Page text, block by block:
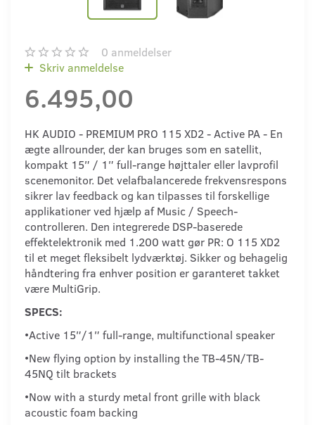
0 anmeldelser
Skriv anmeldelse
6.495,00
HK AUDIO - PREMIUM PRO 115 XD2 - Active PA - En
ægte allrounder, der kan bruges som en satellit,
kompakt 15″ / 1″ full-range højttaler eller lavprofil
scenemonitor. Det velafbalancerede frekvensrespons
sikrer lav feedback og kan tilpasses til forskellige
applikationer ved hjælp af Music / Speech-
controlleren. Den integrerede DSP-baserede
effektelektronik med 1.200 watt gør PR: O 115 XD2
til et meget fleksibelt lydværktøj. Sikker og behagelig
håndtering fra enhver position er garanteret takket
være MultiGrip.
SPECS:
•Active 15″/1″ full-range, multifunctional speaker
•New flying option by installing the TB-45N/TB-
45NQ tilt brackets
•Now with a sturdy metal front grille with black
acoustic foam backing